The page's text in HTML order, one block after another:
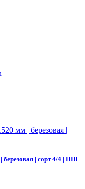
| сорт 4/4 | НШ